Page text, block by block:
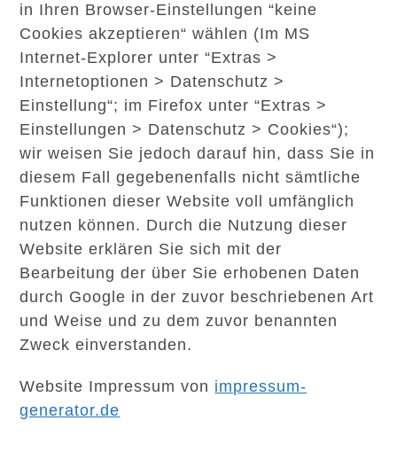
in Ihren Browser-Einstellungen “keine
Cookies akzeptieren“ wählen (Im MS
Internet-Explorer unter “Extras >
Internetoptionen > Datenschutz >
Einstellung“; im Firefox unter “Extras >
Einstellungen > Datenschutz > Cookies“);
wir weisen Sie jedoch darauf hin, dass Sie in
diesem Fall gegebenenfalls nicht sämtliche
Funktionen dieser Website voll umfänglich
nutzen können. Durch die Nutzung dieser
Website erklären Sie sich mit der
Bearbeitung der über Sie erhobenen Daten
durch Google in der zuvor beschriebenen Art
und Weise und zu dem zuvor benannten
Zweck einverstanden.
Website Impressum von impressum-
generator.de